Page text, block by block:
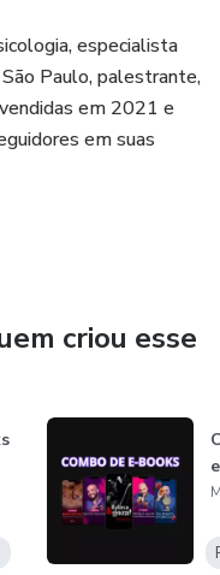
especialista
Paulo, palestrante,
em 2021 e
em suas
Paulo, palestrante,
em suas
criou esse